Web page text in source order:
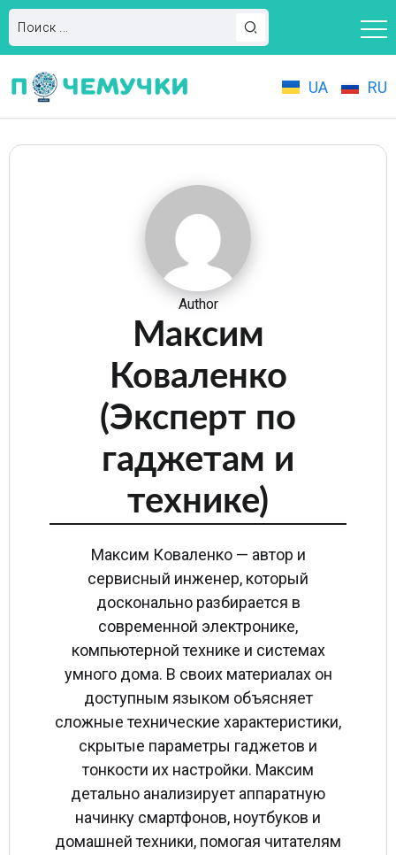
UA RU
Author
Максим
Коваленко
(Эксперт по
гаджетам и
технике)
Максим Коваленко — автор и
сервисный инженер, который
досконально разбирается в
современной электронике,
компьютерной технике и системах
умного дома. В своих материалах он
доступным языком объясняет
сложные технические характеристики,
скрытые параметры гаджетов и
тонкости их настройки. Максим
детально анализирует аппаратную
начинку смартфонов, ноутбуков и
домашней техники, помогая читателям